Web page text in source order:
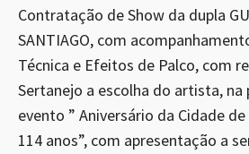
Contratação de Show da dupla
SANTIAGO, com
Técnica e Efeitos de Palco, com
Sertanejo a escolha do artista,
evento ” Aniversário da Cidade
114 anos”, com apresentação a